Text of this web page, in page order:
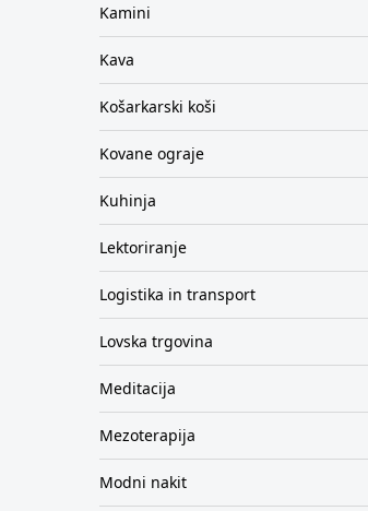
Kamini
Kava
Košarkarski koši
Kovane ograje
Kuhinja
Lektoriranje
Logistika in transport
Lovska trgovina
Meditacija
Mezoterapija
Modni nakit